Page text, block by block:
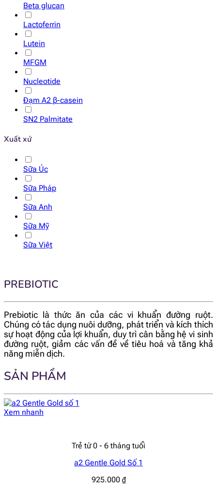
Beta glucan
Lactoferrin
Lutein
MFGM
Nucleotide
Đạm A2 β-casein
SN2 Palmitate
Xuất xứ
Sữa Úc
Sữa Pháp
Sữa Anh
Sữa Mỹ
Sữa Việt
PREBIOTIC
Prebiotic là thức ăn của các vi khuẩn đường ruột.
Chúng có tác dụng nuôi dưỡng, phát triển và kích thích
sự hoạt động của lợi khuẩn, duy trì cân bằng hệ vi sinh
đường ruột, giảm các vấn đề về tiêu hoá và tăng khả
năng miễn dịch.
SẢN PHẨM
Xem nhanh
Trẻ từ 0 - 6 tháng tuổi
a2 Gentle Gold Số 1
925.000 ₫